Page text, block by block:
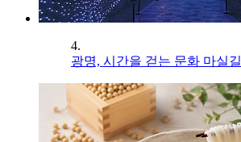
4.
광명, 시간을 걷는 문화 마실길